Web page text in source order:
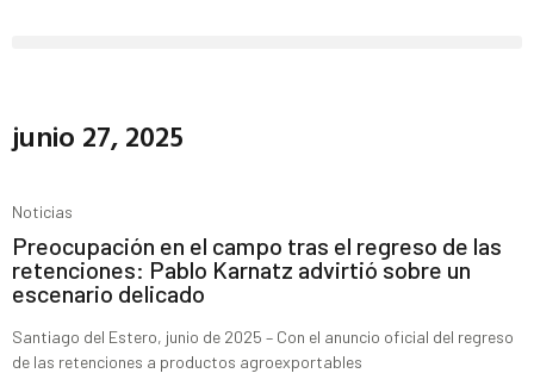
junio 27, 2025
Noticias
Preocupación en el campo tras el regreso de las
retenciones: Pablo Karnatz advirtió sobre un
escenario delicado
Santiago del Estero, junio de 2025 – Con el anuncio oficial del regreso
de las retenciones a productos agroexportables